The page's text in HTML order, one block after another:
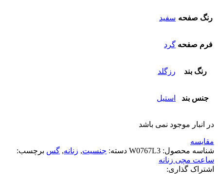
رنگ صفحه سفید
فرم صفحه گرد
رنگ بند رزگلد
جنس بند استیل
در انبار موجود نمی باشد
مقایسه
شناسه محصول: W0767L3 دسته: جنسیت, زنانه, گس برچسب:
ساعت مچی زنانه
اشتراک گذاری: